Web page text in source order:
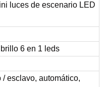
luces de escenario LED
6 en 1 leds
/ esclavo, automático,